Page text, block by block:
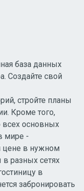
база данных
Создайте свой
стройте планы
Кроме того,
основных
мире -
цене в нужном
разных сетях
в
забронировать